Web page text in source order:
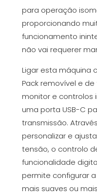
para operação
proporcionando
funcionamento
não vai requerer
Ligar esta máquina
Pack removível e
monitor e controlos
uma porta USB-C
transmissão.
personalizar e
tensão, o controlo
funcionalidade
permite configurar
mais suaves ou